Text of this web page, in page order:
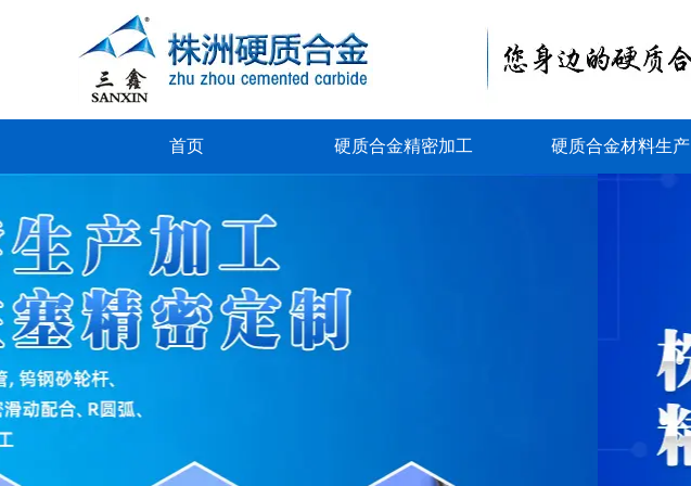
首页 硬质合金精密加工 硬质合金材料生产